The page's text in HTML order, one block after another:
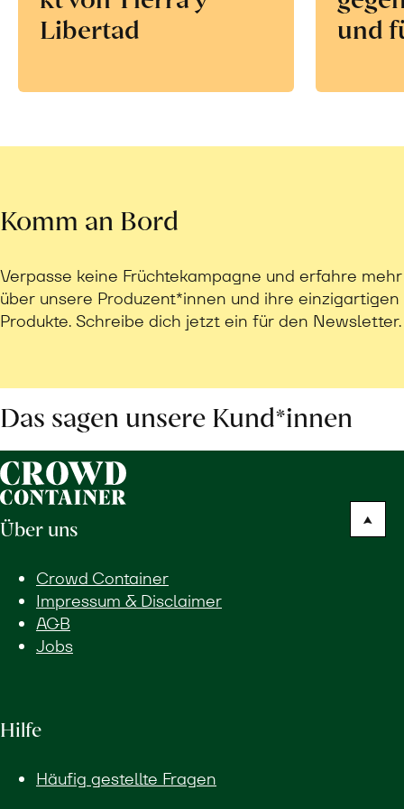
Libertad
und
Komm an Bord
Verpasse keine Früchtekampagne und erfahre mehr
über unsere Produzent*innen und ihre einzigartigen
Produkte. Schreibe dich jetzt ein für den Newsletter.
Das sagen unsere Kund*innen
Über uns
Crowd Container
Impressum & Disclaimer
AGB
Jobs
Hilfe
Häufig gestellte Fragen